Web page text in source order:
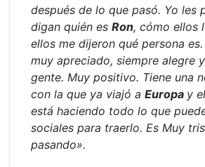
después de lo que pasó. Yo les
digan quién esRon, cómo ellos
ellos me dijeron qué persona
muy apreciado, siempre alegre
gente. Muy positivo. Tiene una
con la que ya viajó aEuropa y
está haciendo todo lo que
sociales para traerlo. Es Muy
pasando».